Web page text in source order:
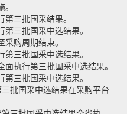
三批国采结果。
三批国采中选结果。
购周期结束。
三批国采中选结果。
执行第三批国采中选结果。
三批国采中选结果。
批国采中选结果在采购平台